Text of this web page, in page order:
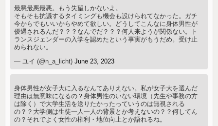
最悪最悪最悪。もう失望しかないよ。
そもそも抗議するタイミングも機会も設けられてなかった。ガチ
今からでもいいからやめて欲しい。どうしてこんなに身体男性が
優遇されるんだ？？？なんでだ？？？何人来ようが関係ない。ト
ランスジェンダーの入学を認めたという事実がもうだめ。受け止
められない。
— ユイ (@n_a_licht)June 23, 2023
身体男性が女子大に入るなんてありえない。私が女子大を選んだ
理由は無意味になるの？身体男性のいない環境（先生や事務の方
は除く）で大学生活を送りたかったっていうのは無視される
の？？大学側は生徒一人一人の背景とか考えないの？？何してん
の？それでよく女性の権利・地位向上とか語れるね。